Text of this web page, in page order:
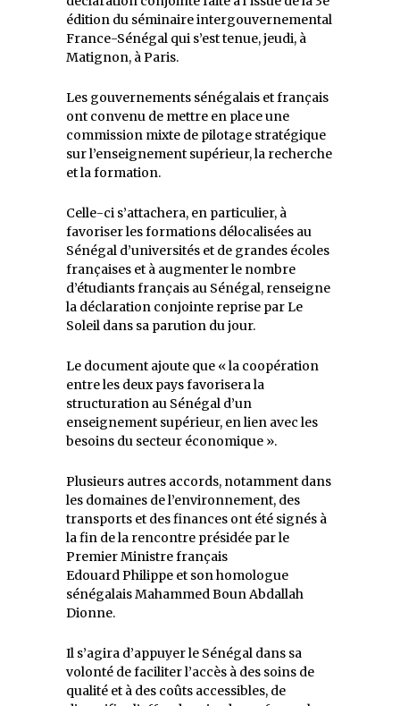
édition du séminaire intergouvernemental
France-Sénégal qui s’est tenue, jeudi, à
Matignon, à Paris.
Les gouvernements sénégalais et français
ont convenu de mettre en place une
commission mixte de pilotage stratégique
sur l’enseignement supérieur, la recherche
et la formation.
Celle-ci s’attachera, en particulier, à
favoriser les formations délocalisées au
Sénégal d’universités et de grandes écoles
françaises et à augmenter le nombre
d’étudiants français au Sénégal, renseigne
la déclaration conjointe reprise par Le
Soleil dans sa parution du jour.
Le document ajoute que « la coopération
entre les deux pays favorisera la
structuration au Sénégal d’un
enseignement supérieur, en lien avec les
besoins du secteur économique ».
Plusieurs autres accords, notamment dans
les domaines de l’environnement, des
transports et des finances ont été signés à
la fin de la rencontre présidée par le
Premier Ministre français
Edouard Philippe et son homologue
sénégalais Mahammed Boun Abdallah
Dionne.
Il s’agira d’appuyer le Sénégal dans sa
volonté de faciliter l’accès à des soins de
qualité et à des coûts accessibles, de